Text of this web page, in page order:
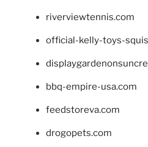
riverviewtennis.com
official-kelly-toys-
bbq-empire-usa.com
feedstoreva.com
drogopets.com